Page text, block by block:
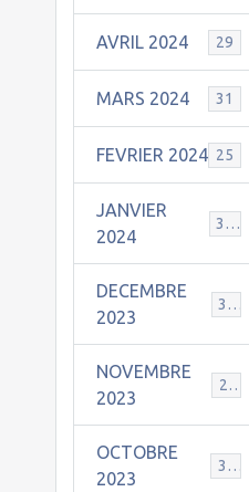
AVRIL 2024 29
MARS 2024 31
FEVRIER 2024 25
JANVIER
2024
30
DECEMBRE
2023
31
NOVEMBRE
2023
24
OCTOBRE
2023
31